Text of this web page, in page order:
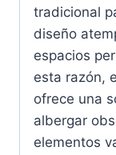
tradicional
diseño
espacios
esta razón,
ofrece una
albergar
elementos